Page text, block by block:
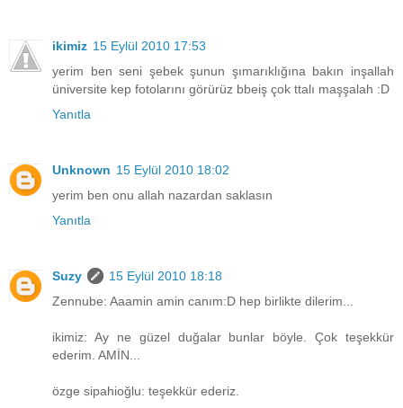
ikimiz 15 Eylül 2010 17:53
yerim ben seni şebek şunun şımarıklığına bakın inşallah
üniversite kep fotolarını görürüz bbeiş çok ttalı maşşalah :D
Yanıtla
Unknown 15 Eylül 2010 18:02
yerim ben onu allah nazardan saklasın
Yanıtla
Suzy
15 Eylül 2010 18:18
Zennube: Aaamin amin canım:D hep birlikte dilerim...
ikimiz: Ay ne güzel duğalar bunlar böyle. Çok teşekkür
ederim. AMİN...
özge sipahioğlu: teşekkür ederiz.